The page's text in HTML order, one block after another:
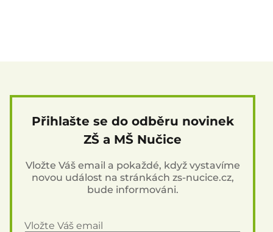
Přihlašte se do odběru novinek
ZŠ a MŠ Nučice
Vložte Váš email a pokaždé, když vystavíme
novou událost na stránkách zs-nucice.cz,
bude informováni.
Vložte Váš email